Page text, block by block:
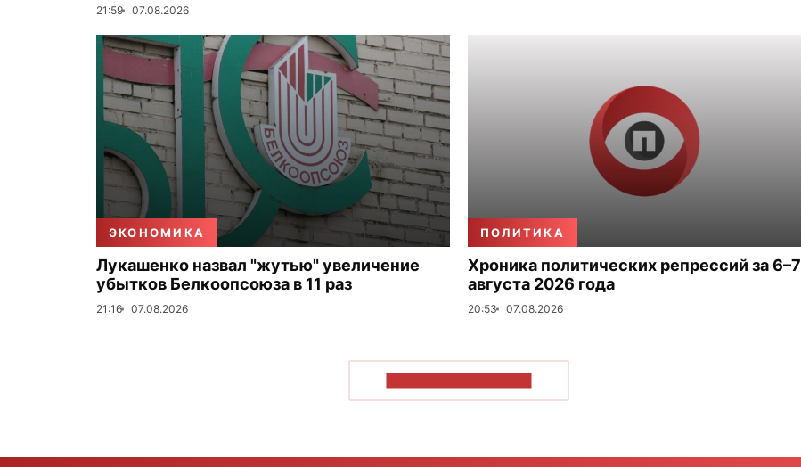
21:59 07.08.2026
ЭКОНОМИКА
Лукашенко назвал "жутью" увеличение
убытков Белкоопсоюза в 11 раз
21:16 07.08.2026
ПОЛИТИКА
Хроника политических репрессий за 6–7
августа 2026 года
20:53 07.08.2026